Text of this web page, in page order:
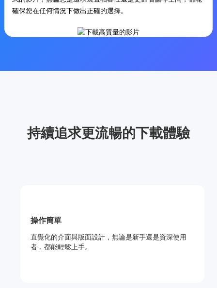
確保您在任何情況下做出正確的選擇。
持續追求更流暢的下載體驗
操作簡單
直覺化的介面與版面設計，無論是新手還是資深使用
者，都能輕鬆上手。